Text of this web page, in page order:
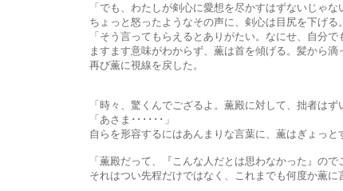
「でも、わたしが剣心に愛想を尽かすはずないじゃない。
ちょっと怒ったようなその声に、剣心は目尻を下げる。
「そう言ってもらえるとありがたい。なにせ、自分でもびっ
ますます意味がわからず、薫は首を傾げる。髪から滴った雫
再び薫に視線を戻した。
「時々、驚くんでござるよ。薫殿に対して、拙者はずいぶ
「あさま･･････」
自らを形容するにはあんまりな言葉に、薫はぎょっとす
「薫殿だって、『こんな人だとは思わなかった』のでござろ
それはつい先程だけではなく、これまでも何度か薫に言わ